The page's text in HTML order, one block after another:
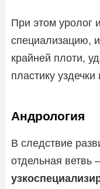
При этом уролог
специализацию,
крайней плоти,
пластику уздечки
Андрология
В следствие
отдельная ветвь